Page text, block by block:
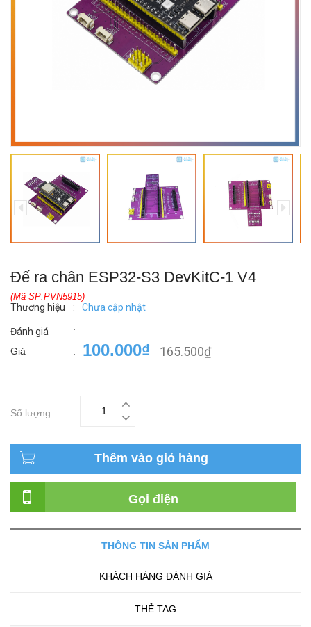
Đế ra chân ESP32-S3 DevKitC-1 V4
(Mã SP:PVN5915)
Thương hiệu : Chưa cập nhật
Đánh giá
:
Giá
: 100.000₫ 165.500₫
Số lượng
Thêm vào giỏ hàng
Gọi điện
THÔNG TIN SẢN PHẨM
KHÁCH HÀNG ĐÁNH GIÁ
THẺ TAG